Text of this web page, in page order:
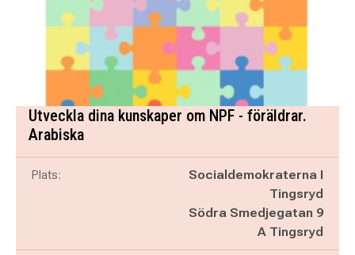
Utveckla dina kunskaper om NPF - föräldrar.
Arabiska
Plats:
Socialdemokraterna I
Tingsryd
Södra Smedjegatan 9
A Tingsryd